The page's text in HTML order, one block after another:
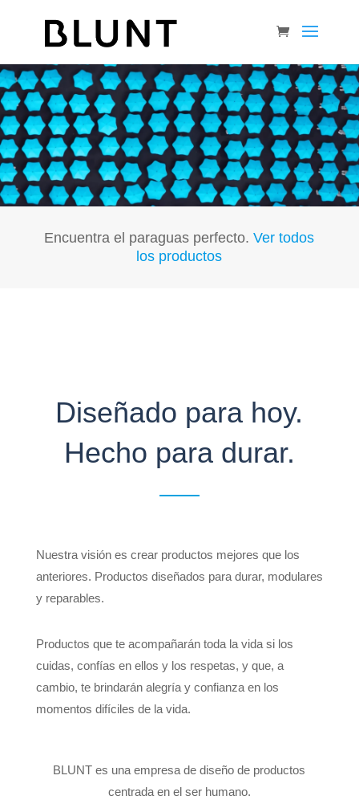
Encuentra el paraguas perfecto.Ver todos
los productos
Diseñado para hoy.
Hecho para durar.
Nuestra visión es crear productos mejores que los
anteriores. Productos diseñados para durar, modulares
y reparables.
Productos que te acompañarán toda la vida si los
cuidas, confías en ellos y los respetas, y que, a
cambio, te brindarán alegría y confianza en los
momentos difíciles de la vida.
BLUNT es una empresa de diseño de productos
centrada en el ser humano.